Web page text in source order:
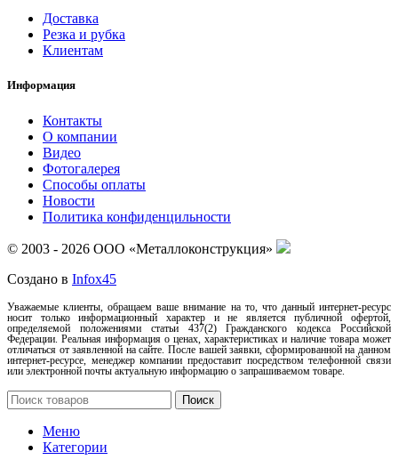
Доставка
Резка и рубка
Клиентам
Информация
Контакты
О компании
Видео
Фотогалерея
Способы оплаты
Новости
Политика конфиденцильности
© 2003 - 2026 ООО «Металлоконструкция»
Создано в Infox45
Уважаемые клиенты, обращаем ваше внимание на то, что данный интернет-ресурс
носит только информационный характер и не является публичной офертой,
определяемой положениями статьи 437(2) Гражданского кодекса Российской
Федерации. Реальная информация о ценах, характеристиках и наличие товара может
отличаться от заявленной на сайте. После вашей заявки, сформированной на данном
интернет-ресурсе, менеджер компании предоставит посредством телефонной связи
или электронной почты актуальную информацию о запрашиваемом товаре.
Поиск
Меню
Категории